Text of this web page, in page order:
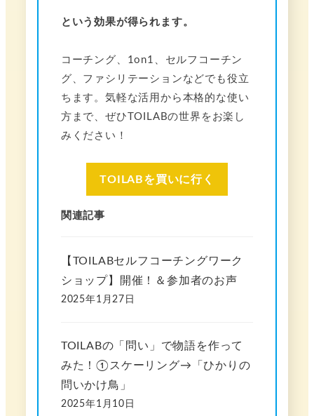
という効果が得られます。
コーチング、1on1、セルフコーチン
グ、ファシリテーションなどでも役立
ちます。気軽な活用から本格的な使い
方まで、ぜひTOILABの世界をお楽し
みください！
TOILABを買いに行く
関連記事
【TOILABセルフコーチングワーク
ショップ】開催！＆参加者のお声
2025年1月27日
TOILABの「問い」で物語を作って
みた！①スケーリング→「ひかりの
問いかけ鳥」
2025年1月10日